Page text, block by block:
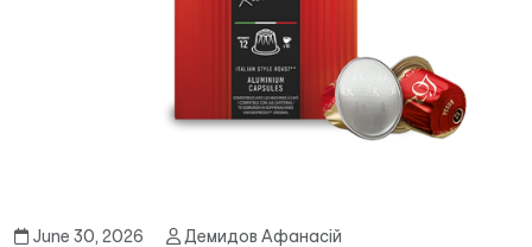
June 30, 2026 Демидов Афанасій